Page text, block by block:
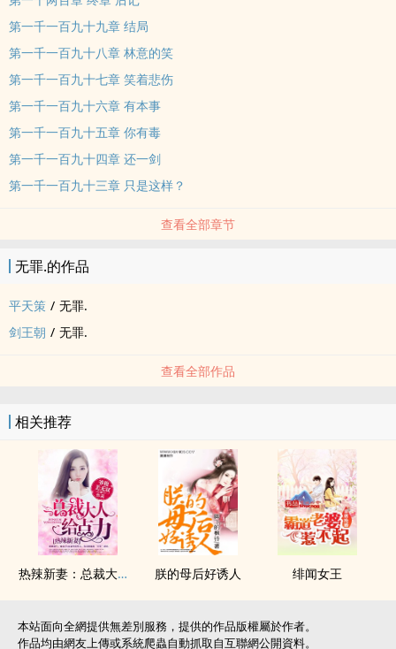
第一千一百九十九章 结局
第一千一百九十八章 林意的笑
第一千一百九十七章 笑着悲伤
第一千一百九十六章 有本事
第一千一百九十五章 你有毒
第一千一百九十四章 还一剑
第一千一百九十三章 只是这样？
查看全部章节
无罪.的作品
平天策 / 无罪.
剑王朝 / 无罪.
查看全部作品
相关推荐
热辣新妻：总裁大人给点力！ 朕的母后好诱人 绯闻女王
本站面向全網提供無差別服務，提供的作品版權屬於作者。
作品均由網友上傳或系統爬蟲自動抓取自互聯網公開資料。